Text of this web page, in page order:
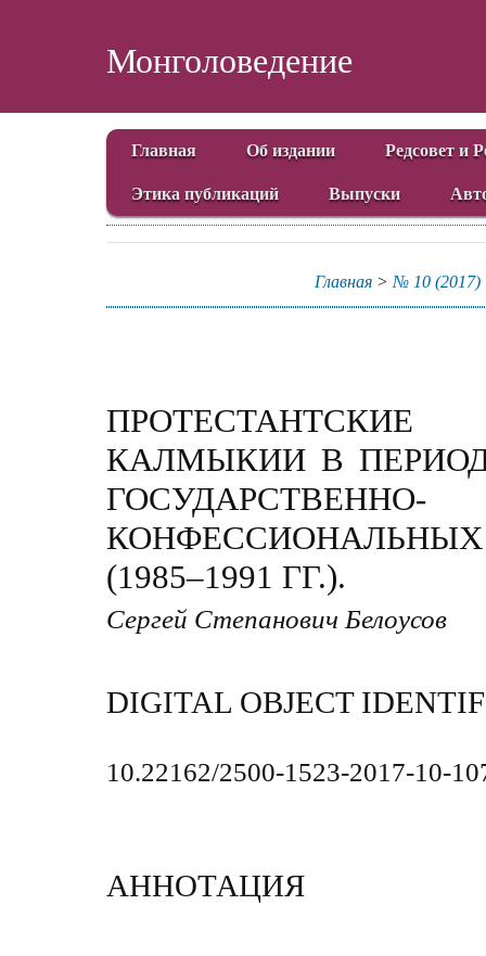
Монголоведение
Главная Об издании Редсовет и
Этика публикаций Выпуски
Главная> № 10 (2017)
ПРОТЕСТАНТСКИЕ
КАЛМЫКИИ В
ГОСУДАРСТВЕННО-
(1985–1991 ГГ.).
Сергей Степанович Белоусов
DIGITAL OBJECT
10.22162/2500-1523-2017-10-
АННОТАЦИЯ